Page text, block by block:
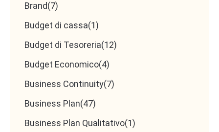
Brand(7)
Budget di cassa(1)
Budget di Tesoreria(12)
Budget Economico(4)
Business Continuity(7)
Business Plan(47)
Business Plan Qualitativo(1)